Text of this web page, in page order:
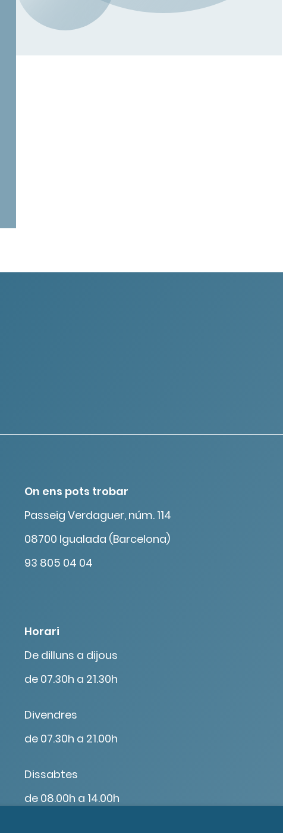
On ens pots trobar
Passeig Verdaguer, núm. 114
08700 Igualada (Barcelona)
93 805 04 04
Horari
De dilluns a dijous
de 07.30h a 21.30h
Divendres
de 07.30h a 21.00h
Dissabtes
de 08.00h a 14.00h